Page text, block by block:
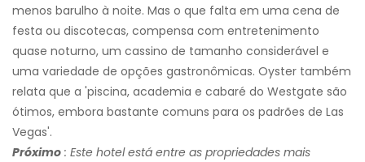
menos barulho à noite. Mas o que falta em uma cena de
festa ou discotecas, compensa com entretenimento
quase noturno, um cassino de tamanho considerável e
uma variedade de opções gastronômicas. Oyster também
relata que a 'piscina, academia e cabaré do Westgate são
ótimos, embora bastante comuns para os padrões de Las
Vegas'.
Próximo : Este hotel está entre as propriedades mais